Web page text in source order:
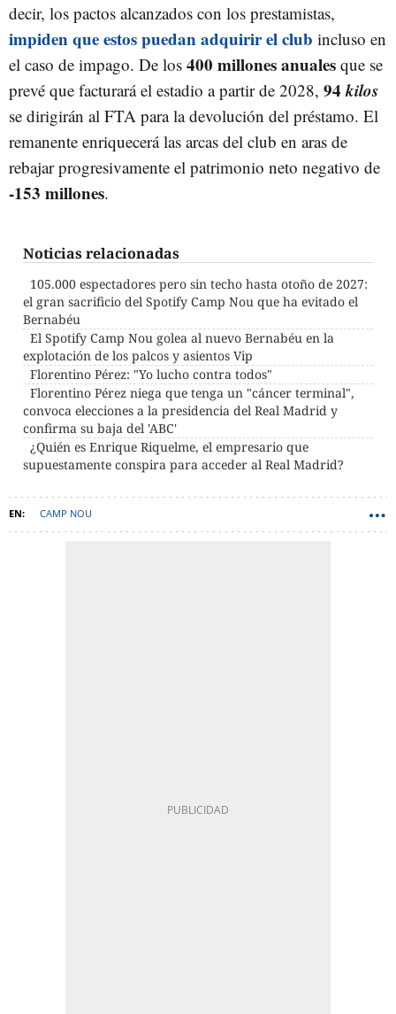
decir, los pactos alcanzados con los prestamistas,
impiden que estos puedan adquirir el club incluso en
el caso de impago. De los 400 millones anuales que se
prevé que facturará el estadio a partir de 2028, 94kilos
se dirigirán al FTA para la devolución del préstamo. El
remanente enriquecerá las arcas del club en aras de
rebajar progresivamente el patrimonio neto negativo de
-153 millones.
Noticias relacionadas
105.000 espectadores pero sin techo hasta otoño de 2027:
el gran sacrificio del Spotify Camp Nou que ha evitado el
Bernabéu
El Spotify Camp Nou golea al nuevo Bernabéu en la
explotación de los palcos y asientos Vip
Florentino Pérez: "Yo lucho contra todos"
Florentino Pérez niega que tenga un "cáncer terminal",
convoca elecciones a la presidencia del Real Madrid y
confirma su baja del 'ABC'
¿Quién es Enrique Riquelme, el empresario que
supuestamente conspira para acceder al Real Madrid?
CAMP NOU